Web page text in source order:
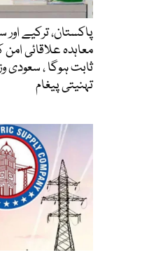
پاکستان، ترکیے
معاہدہ علاقائی
ثابت ہوگا ، سعودی
تہنیتی پیغام